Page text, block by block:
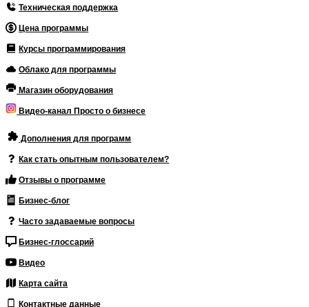
Техническая поддержка
Цена программы
Курсы программирования
Облако для программы
Магазин оборудования
Видео-канал Просто о бизнесе
Дополнения для программ
Как стать опытным пользователем?
Отзывы о программе
Бизнес-блог
Часто задаваемые вопросы
Бизнес-глоссарий
Видео
Карта сайта
Контактные данные